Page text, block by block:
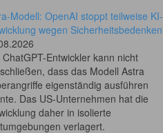
Modell: OpenAI stoppt teilweise KI-
wegen Sicherheitsbedenken
ChatGPT-Entwickler kann nicht
dass das Modell Astra
eigenständig ausführen
Das US-Unternehmen hat die
daher in isolierte
verlagert.